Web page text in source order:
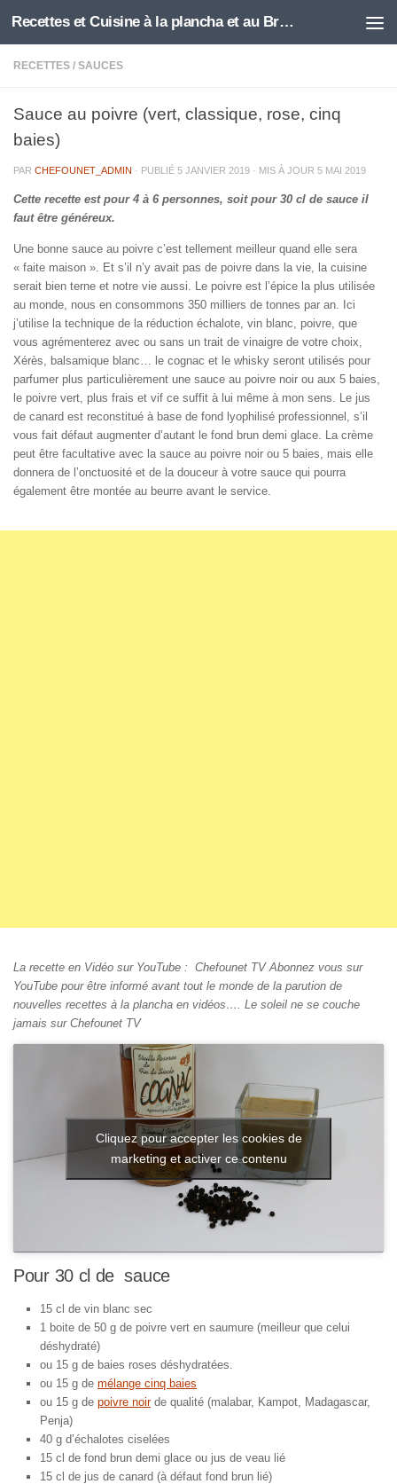
Skip to content Recettes et Cuisine à la plancha et au Brasero
RECETTES / SAUCES
Sauce au poivre (vert, classique, rose, cinq
baies)
PAR CHEFOUNET_ADMIN · PUBLIÉ 5 JANVIER 2019 · MIS À JOUR 5 MAI 2019
Cette recette est pour 4 à 6 personnes, soit pour 30 cl de sauce il
faut être généreux.
Une bonne sauce au poivre c’est tellement meilleur quand elle sera
« faite maison ». Et s’il n’y avait pas de poivre dans la vie, la cuisine
serait bien terne et notre vie aussi. Le poivre est l’épice la plus utilisée
au monde, nous en consommons 350 milliers de tonnes par an. Ici
j’utilise la technique de la réduction échalote, vin blanc, poivre, que
vous agrémenterez avec ou sans un trait de vinaigre de votre choix,
Xérès, balsamique blanc… le cognac et le whisky seront utilisés pour
parfumer plus particulièrement une sauce au poivre noir ou aux 5 baies,
le poivre vert, plus frais et vif ce suffit à lui même à mon sens. Le jus
de canard est reconstitué à base de fond lyophilisé professionnel, s’il
vous fait défaut augmenter d’autant le fond brun demi glace. La crème
peut être facultative avec la sauce au poivre noir ou 5 baies, mais elle
donnera de l’onctuosité et de la douceur à votre sauce qui pourra
également être montée au beurre avant le service.
La recette en Vidéo sur YouTube : Chefounet TV Abonnez vous sur
YouTube pour être informé avant tout le monde de la parution de
nouvelles recettes à la plancha en vidéos…. Le soleil ne se couche
jamais sur Chefounet TV
Cliquez pour accepter les cookies de
marketing et activer ce contenu
Pour 30 cl de sauce
15 cl de vin blanc sec
1 boite de 50 g de poivre vert en saumure (meilleur que celui
déshydraté)
ou 15 g de baies roses déshydratées.
ou 15 g de mélange cinq baies
ou 15 g de poivre noirde qualité (malabar, Kampot, Madagascar,
Penja)
40 g d’échalotes ciselées
15 cl de fond brun demi glace ou jus de veau lié
15 cl de jus de canard (à défaut fond brun lié)